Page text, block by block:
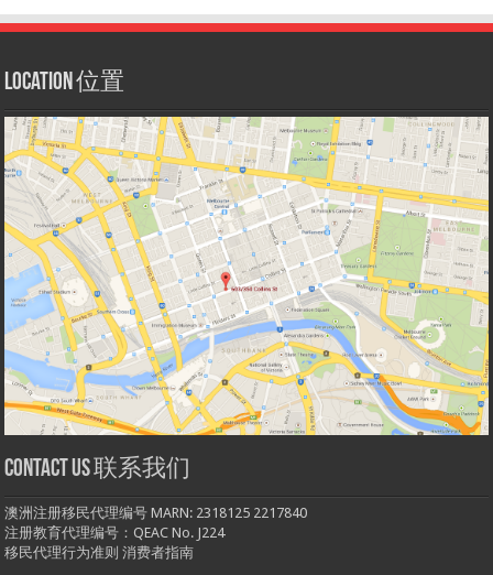
Location 位置
Contact us 联系我们
澳洲注册移民代理编号 MARN: 2318125 2217840
注册教育代理编号：QEAC No. J224
移民代理行为准则 消费者指南